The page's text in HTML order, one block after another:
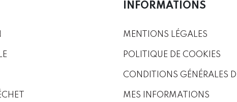
INFORMATIONS
MENTIONS LÉGALES
POLITIQUE DE COOKIES
CONDITIONS GÉNÉRALES
MES INFORMATIONS